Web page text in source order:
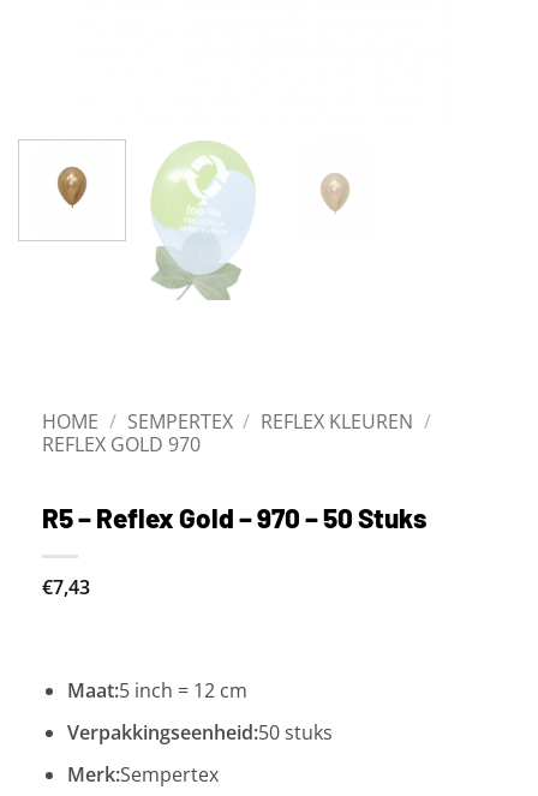
HOME / SEMPERTEX / REFLEX KLEUREN /
REFLEX GOLD 970
R5 – Reflex Gold – 970 – 50 Stuks
€7,43
Maat:5 inch = 12 cm
Verpakkingseenheid:50 stuks
Merk:Sempertex